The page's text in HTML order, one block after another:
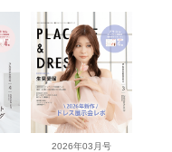
2026年03月号